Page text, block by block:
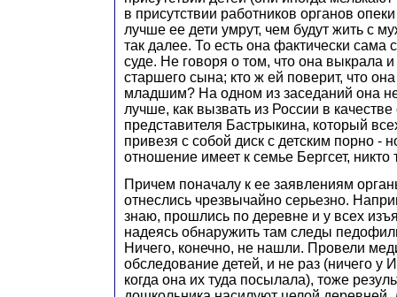
в присутствии работников органов
лучше ее дети умрут, чем будут жить с
так далее. То есть она фактически сама
суде. Не говоря о том, что она выкрала
старшего сына; кто ж ей поверит, что
младшим? На одном из заседаний она
лучше, как вызвать из России в качестве
представителя Бастрыкина, который
привезя с собой диск с детским порно -
отношение имеет к семье Бергсет, никто
Причем поначалу к ее заявлениям
отнеслись чрезвычайно серьезно.
знаю, прошлись по деревне и у всех
надеясь обнаружить там следы
Ничего, конечно, не нашли. Провели
обследование детей, и не раз (ничего у
когда она их туда посылала), тоже